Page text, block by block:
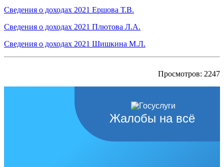
Сведения о доходах 2021 Ершова Т.В.
Сведения о доходах 2021 Плютова Л.А.
Сведения о доходах 2021 Шишкина М.Л.
Просмотров: 2247
Жалобы на всё